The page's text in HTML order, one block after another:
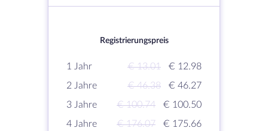
Registrierungspreis
1 Jahr € 13.01
€ 12.98
2 Jahre
€ 46.38
€ 46.27
3 Jahre
€ 100.74
€ 100.50
4 Jahre
€ 176.07
€ 175.66